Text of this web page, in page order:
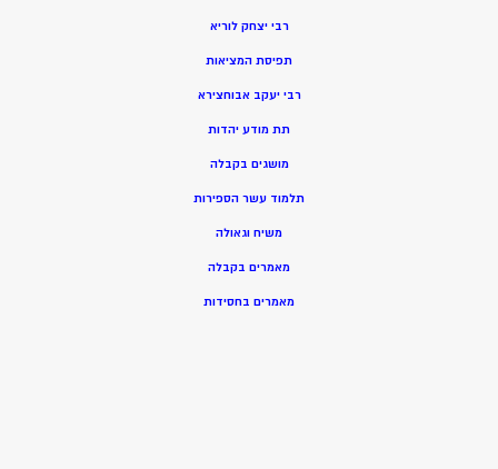
רבי יצחק לוריא
תפיסת המציאות
רבי יעקב אבוחצירא
תת מודע יהדות
מושגים בקבלה
תלמוד עשר הספירות
משיח וגאולה
מאמרים בקבלה
מאמרים בחסידות